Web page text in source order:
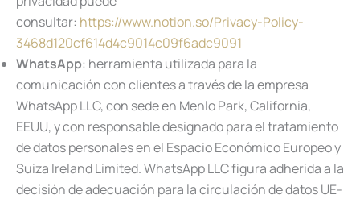
consultar: https://www.notion.so/Privacy-Policy-
3468d120cf614d4c9014c09f6adc9091
WhatsApp: herramienta utilizada para la
comunicación con clientes a través de la empresa
WhatsApp LLC, con sede en Menlo Park, California,
EEUU, y con responsable designado para el tratamiento
de datos personales en el Espacio Económico Europeo y
Suiza Ireland Limited. WhatsApp LLC figura adherida a la
decisión de adecuación para la circulación de datos UE-